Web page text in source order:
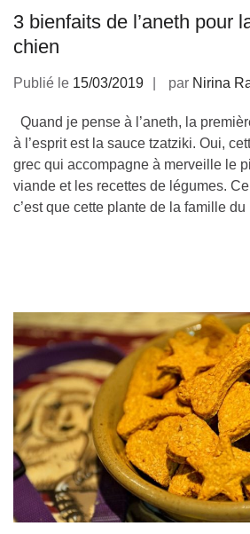
3 bienfaits de l’aneth pour
chien
Publié le 15/03/2019 par Nirina
Quand je pense à l’aneth, la
à l’esprit est la sauce tzatziki. Oui,
grec qui accompagne à merveille le
viande et les recettes de légumes.
c’est que cette plante de la famille